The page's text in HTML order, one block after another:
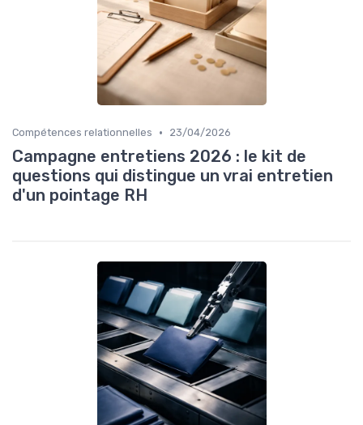
Compétences relationnelles • 23/04/2026
Campagne entretiens 2026 : le kit de
questions qui distingue un vrai entretien
d'un pointage RH